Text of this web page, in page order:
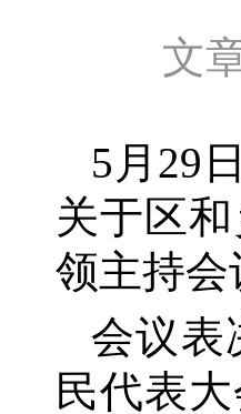
文
5月 29
关于区
领主持
会议表
民代表